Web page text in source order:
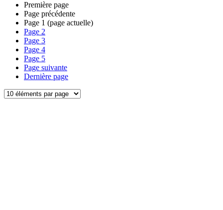
Première page
Page précédente
Page 1 (page actuelle)
Page 2
Page 3
Page 4
Page 5
Page suivante
Dernière page